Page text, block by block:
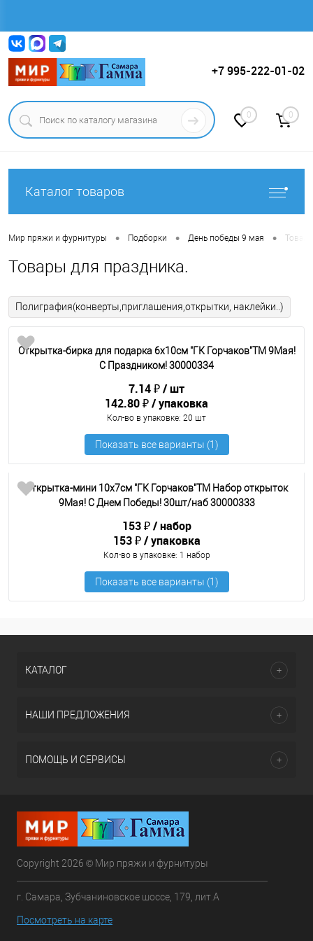
+7 995-222-01-02
0 0
Каталог товаров
Мир пряжи и фурнитуры • Подборки • День победы 9 мая •
Товары для праздника.
Полиграфия(конверты,приглашения,открытки, наклейки..)
Открытка-бирка для подарка 6х10см "ГК Горчаков"ТМ 9Мая!
С Праздником! 30000334
7.14 ₽
шт
142.80 ₽
упаковка
Кол-во в упаковке: 20 шт
Открытка-мини 10х7см "ГК Горчаков"ТМ Набор открыток
9Мая! С Днем Победы! 30шт/наб 30000333
153 ₽
набор
153 ₽
упаковка
Кол-во в упаковке: 1 набор
КАТАЛОГ
НАШИ ПРЕДЛОЖЕНИЯ
ПОМОЩЬ И СЕРВИСЫ
Copyright 2026 © Мир пряжи и фурнитуры
г. Самара, Зубчаниновское шоссе, 179, лит.А
Посмотреть на карте